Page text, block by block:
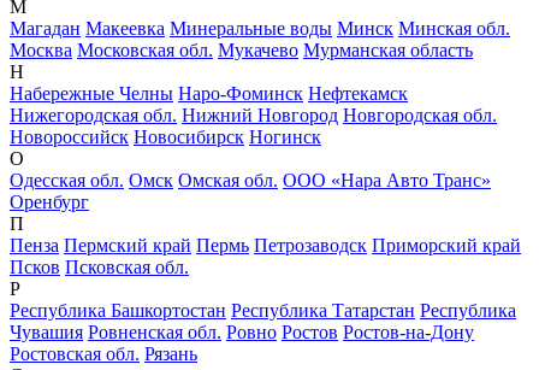
М
Магадан Макеевка Минеральные воды Минск Минская обл.
Москва Московская обл. Мукачево Мурманская область
Н
Набережные Челны Наро-Фоминск Нефтекамск
Нижегородская обл. Нижний Новгород Новгородская обл.
Новороссийск Новосибирск Ногинск
О
Одесская обл. Омск Омская обл. ООО «Нара Авто Транс»
Оренбург
П
Пенза Пермский край Пермь Петрозаводск Приморский край
Псков Псковская обл.
Р
Республика Башкортостан Республика Татарстан Республика
Чувашия Ровненская обл. Ровно Ростов Ростов-на-Дону
Ростовская обл. Рязань